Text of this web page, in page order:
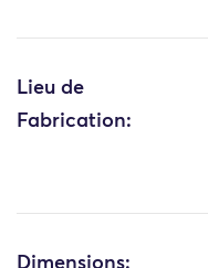
Lieu de
Fabrication:
Dimensions: